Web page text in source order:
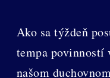
Ako sa týždeň
tempa povinností
našom